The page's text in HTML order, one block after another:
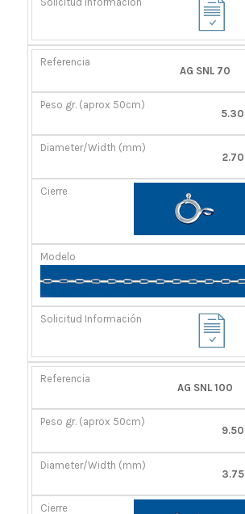
AG SNL 70
5.30
2.70
AG SNL 100
9.50
3.75